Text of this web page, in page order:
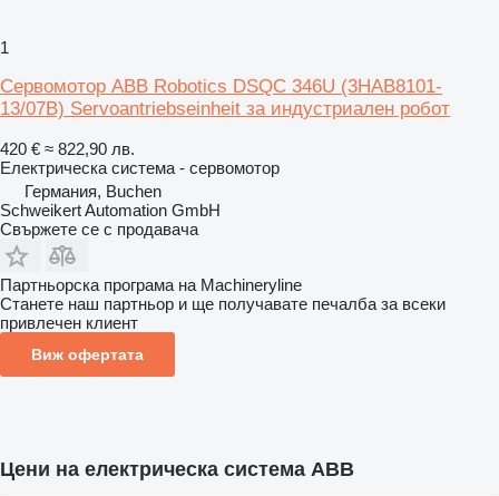
1
Сервомотор ABB Robotics DSQC 346U (3HAB8101-
13/07B) Servoantriebseinheit за индустриален робот
420 € ≈ 822,90 лв.
Електрическа система - сервомотор
Германия, Buchen
Schweikert Automation GmbH
Свържете се с продавача
Партньорска програма на Machineryline
Станете наш партньор и ще получавате печалба за всеки
привлечен клиент
Виж офертата
Цени на електрическа система ABB